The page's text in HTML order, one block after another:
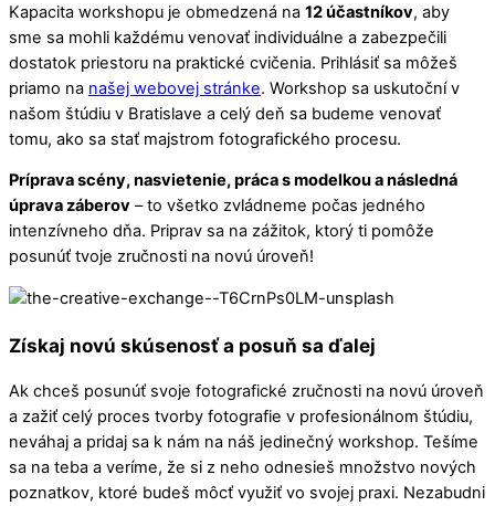
Kapacita workshopu je obmedzená na 12 účastníkov, aby
sme sa mohli každému venovať individuálne a zabezpečili
dostatok priestoru na praktické cvičenia. Prihlásiť sa môžeš
priamo na našej webovej stránke. Workshop sa uskutoční v
našom štúdiu v Bratislave a celý deň sa budeme venovať
tomu, ako sa stať majstrom fotografického procesu.
Príprava scény, nasvietenie, práca s modelkou a následná
úprava záberov – to všetko zvládneme počas jedného
intenzívneho dňa. Priprav sa na zážitok, ktorý ti pomôže
posunúť tvoje zručnosti na novú úroveň!
Získaj novú skúsenosť a posuň sa ďalej
Ak chceš posunúť svoje fotografické zručnosti na novú úroveň
a zažiť celý proces tvorby fotografie v profesionálnom štúdiu,
neváhaj a pridaj sa k nám na náš jedinečný workshop. Tešíme
sa na teba a veríme, že si z neho odnesieš množstvo nových
poznatkov, ktoré budeš môcť využiť vo svojej praxi. Nezabudni